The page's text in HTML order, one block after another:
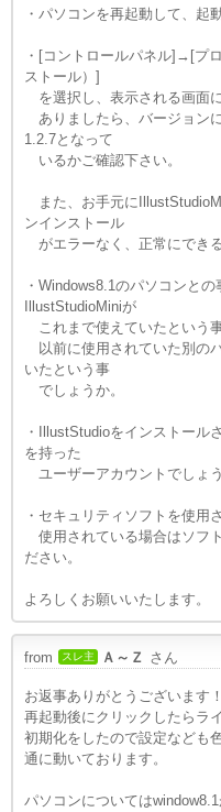
・パソコンを再起動して、起
・[コントロールパネル]→[プ
ストール）]
を選択し、表示される画面
ありましたら、バージョン
1.2.7となって
いるかご確認下さい。
また、お手元に
ンインストール
がエラーなく、正常にでき
・Windows8.1のパソコンと
IllustStudioMiniが
これまで使えていたという
以前に使用されていた別の
いたという事
でしょうか。
・IllustStudioをインストール
を持った
ユーザーアカウントでしょう
・セキュリティソフトを使用
使用されている場合はソフ
ださい。
よろしくお願いいたします。
from スレ主 Ａ～Ｚ さん
お返事ありがとうございます！
再起動後にクリックしたらラ
初期化をしたので設定なども
通に動いております。
パソコンについては